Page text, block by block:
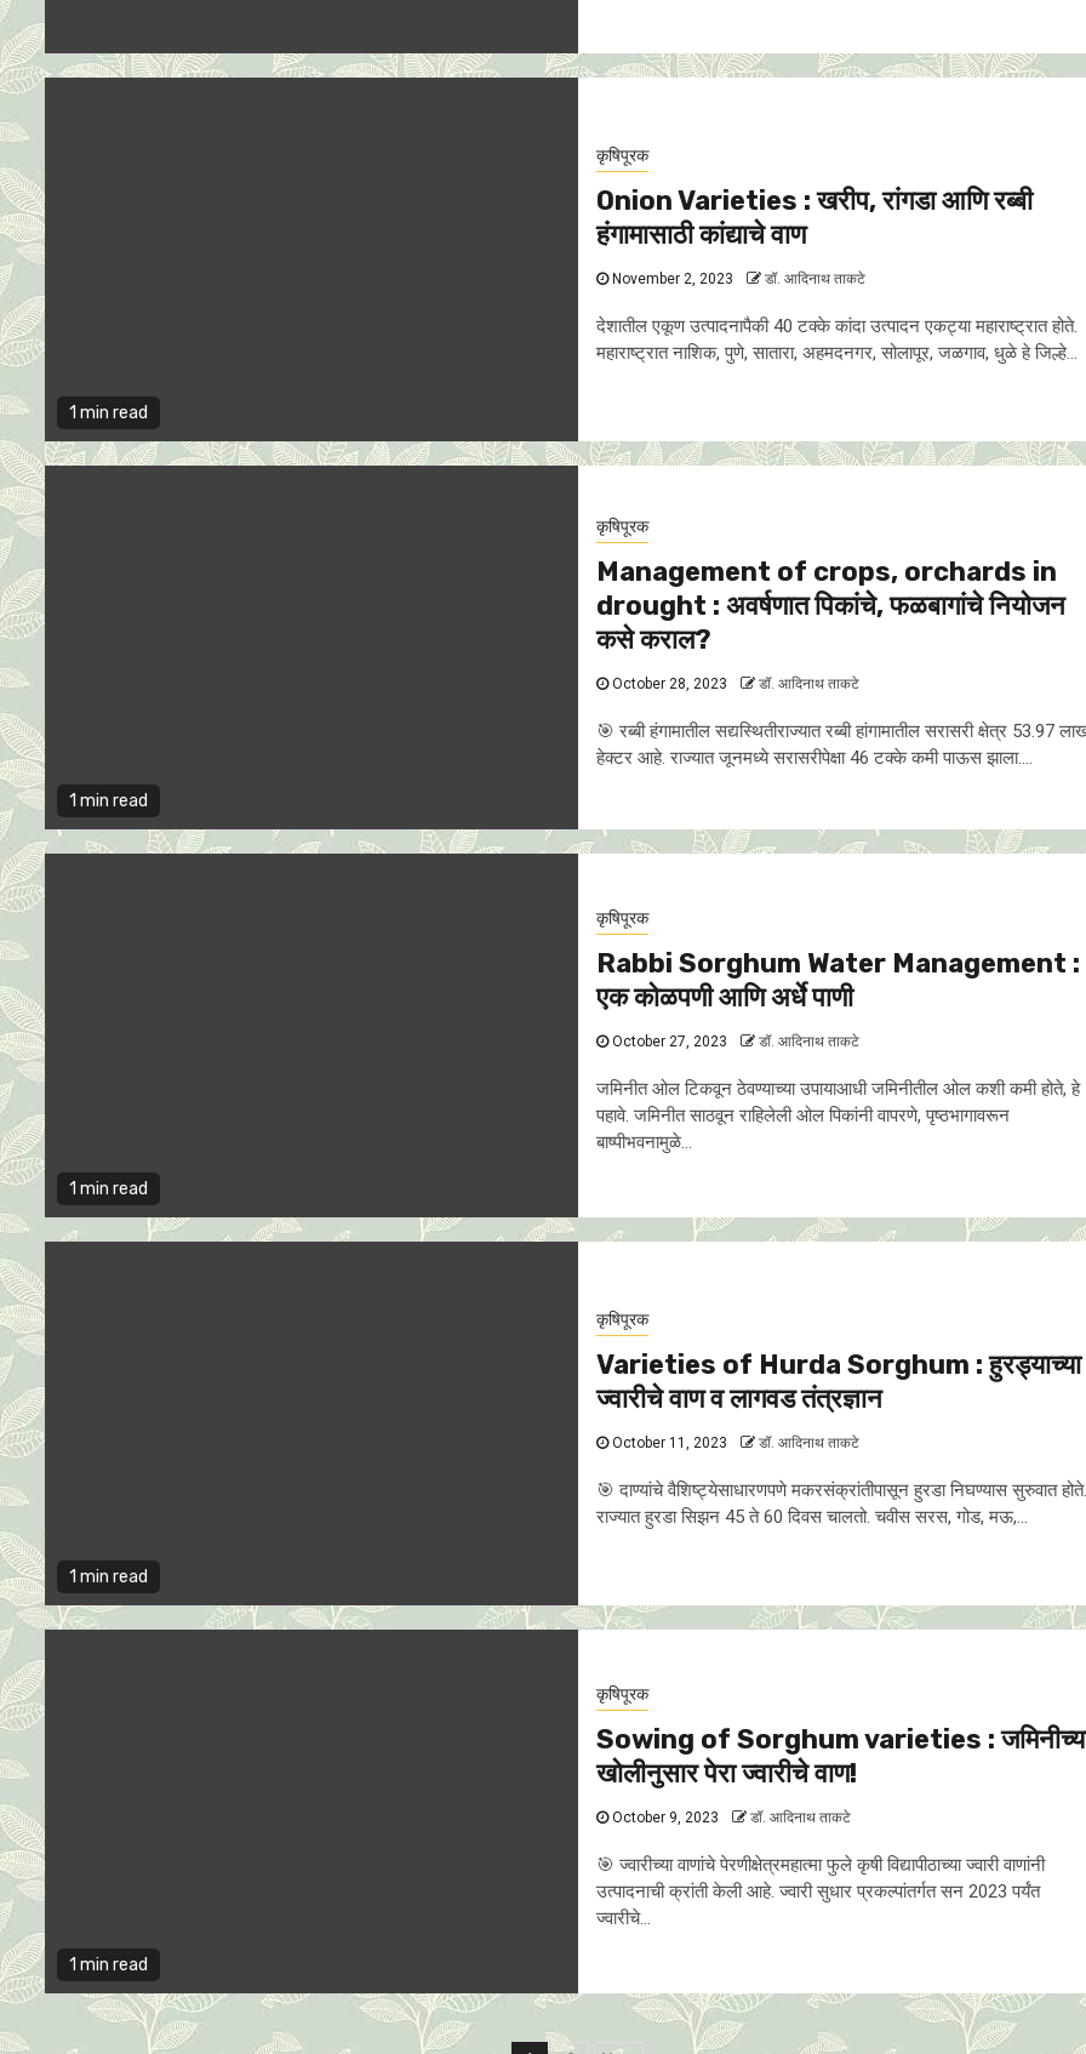
1 min read
कृषिपूरक
Onion Varieties : खरीप, रांगडा आणि रब्बी
हंगामासाठी कांद्याचे वाण
November 2, 2023 डॉ. आदिनाथ ताकटे
देशातील एकूण उत्पादनापैकी 40 टक्के कांदा उत्पादन एकट्या महाराष्ट्रात होते.
महाराष्ट्रात नाशिक, पुणे, सातारा, अहमदनगर, सोलापूर, जळगाव, धुळे हे जिल्हे...
1 min read
कृषिपूरक
Management of crops, orchards in
drought : अवर्षणात पिकांचे, फळबागांचे नियाेजन
कसे कराल?
October 28, 2023 डॉ. आदिनाथ ताकटे
🎯 रब्बी हंगामातील सद्यस्थितीराज्यात रब्बी हांगामातील सरासरी क्षेत्र 53.97
हेक्टर आहे. राज्यात जूनमध्ये सरासरीपेक्षा 46 टक्के कमी पाऊस झाला....
1 min read
कृषिपूरक
Rabbi Sorghum Water Management :
एक कोळपणी आणि अर्धे पाणी
October 27, 2023 डॉ. आदिनाथ ताकटे
जमिनीत ओल टिकवून ठेवण्याच्या उपायाआधी जमिनीतील ओल कशी कमी होते, हे
पहावे. जमिनीत साठवून राहिलेली ओल पिकांनी वापरणे, पृष्ठभागावरून
बाष्पीभवनामुळे...
1 min read
कृषिपूरक
Varieties of Hurda Sorghum : हुरड्याच्या
ज्वारीचे वाण व लागवड तंत्रज्ञान
October 11, 2023 डॉ. आदिनाथ ताकटे
🎯 दाण्यांचे वैशिष्ट्येसाधारणपणे मकरसंक्रांतीपासून हुरडा निघण्यास सुरुवात होते.
राज्यात हुरडा सिझन 45 ते 60 दिवस चालतो. चवीस सरस, गोड, मऊ,...
1 min read
कृषिपूरक
Sowing of Sorghum varieties :
खोलीनुसार पेरा ज्वारीचे वाण!
October 9, 2023 डॉ. आदिनाथ ताकटे
🎯 ज्वारीच्या वाणांचे पेरणीक्षेत्रमहात्मा फुले कृषी विद्यापीठाच्या ज्वारी वाणांनी
उत्पादनाची क्रांती केली आहे. ज्वारी सुधार प्रकल्पांतर्गत सन 2023 पर्यंत
ज्वारीचे...